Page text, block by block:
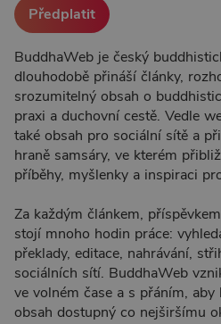
Předplatit
BuddhaWeb je český
dlouhodobě přináší články,
srozumitelný obsah o
praxi a duchovní cestě. Vedle
také obsah pro sociální sítě a
hraně samsáry, ve kterém
příběhy, myšlenky a inspiraci
Za každým článkem,
stojí mnoho hodin práce:
překlady, editace, nahrávání,
sociálních sítí. BuddhaWeb
ve volném čase a s přáním,
obsah dostupný co nejširšímu